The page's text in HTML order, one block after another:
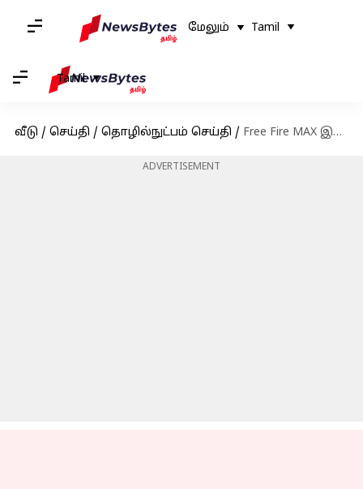
மேலும் Tamil
Tamil
வீடு / செய்தி / தொழில்நுட்பம் செய்தி / Free Fire MAX இலவச குறியீடுகள்: அக்டோபர் 15-க்கான குறியீடுகள் பெறுவதற்கான வழிமுறைகள்
ADVERTISEMENT